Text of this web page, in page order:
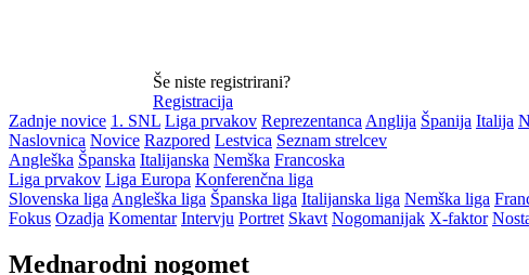
Še niste registrirani?
Registracija
Zadnje novice 1. SNL Liga prvakov Reprezentanca Anglija Španija Italija
Naslovnica Novice Razpored Lestvica Seznam strelcev
Angleška Španska Italijanska Nemška Francoska
Liga prvakov Liga Europa Konferenčna liga
Slovenska liga Angleška liga Španska liga Italijanska liga Nemška liga
Fokus Ozadja Komentar Intervju Portret Skavt Nogomanijak X-faktor
Mednarodni nogomet